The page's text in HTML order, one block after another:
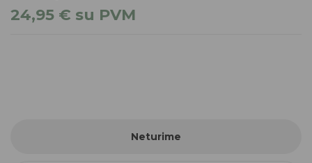
24,95 € su PVM
Neturime